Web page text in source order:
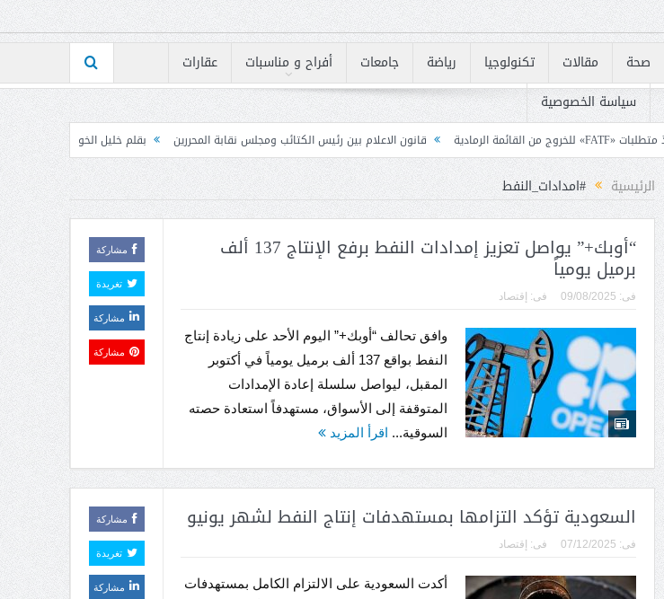
صحة مقالات تكنولوجيا رياضة جامعات أفراح و مناسبات
عقارات
سياسة الخصوصية
قانون الاعلام بين رئيس الكتائب ومجلس نقابة المحررين
بقلم خليل الخوري – أبعاد التصعيد جنوباً: رسائل في
الرئيسية #امدادات_النفط
“أوبك+” يواصل تعزيز إمدادات النفط برفع الإنتاج 137 ألف
برميل يومياً
فى: 09/08/2025 فى: إقتصاد
وافق تحالف “أوبك+” اليوم الأحد على زيادة إنتاج
النفط بواقع 137 ألف برميل يومياً في أكتوبر
المقبل، ليواصل سلسلة إعادة الإمدادات
المتوقفة إلى الأسواق، مستهدفاً استعادة حصته
السوقية... اقرأ المزيد
مشاركة
تغريدة
مشاركة
مشاركة
السعودية تؤكد التزامها بمستهدفات إنتاج النفط لشهر يونيو
فى: 07/12/2025 فى: إقتصاد
أكدت السعودية على الالتزام الكامل بمستهدفات
مشاركة
تغريدة
مشاركة